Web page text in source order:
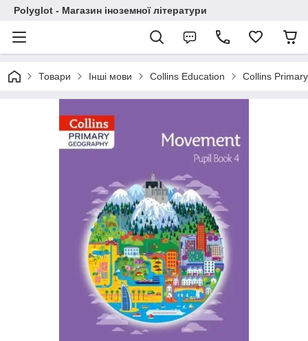
Polyglot - Магазин іноземної літератури
Товари Інші мови Collins Education Collins